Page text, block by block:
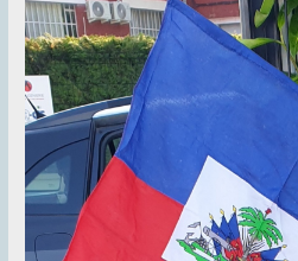
quantité
de
bandana
+
mât
Réf54